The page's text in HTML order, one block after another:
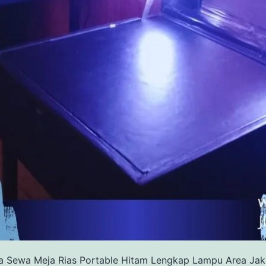
Sewa Meja Rias Portable Hitam Lengkap Lampu Area